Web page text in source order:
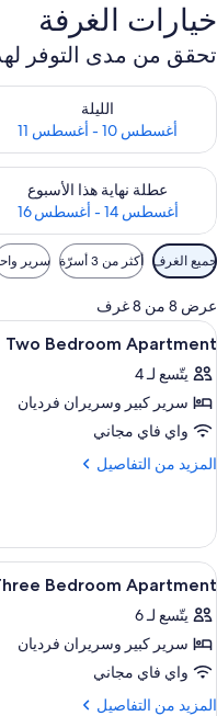
خيارات الغرفة
تحقق من مدى التوفر
الليلة
أغسطس 10 - أغسطس 11
تحقق من مدى التوفر لليلة للفترة
عطلة نهاية هذا الأسبوع
أغسطس 14 - أغسطس 16
تحقق من مدى التوفر لعطلة نهاية
عوامل
التصفية
المتاحة
للغرف
جميع الغرف أكثر من 3 أسرّة سرير
عرض 8 من 8 غرف
استعراض
جميع
صور
Two
Bedroom
Apartment
1
Two Bedroom Apartment
يتّسع لـ 4
سرير كبير‫‬ وسريران فرديان
واي فاي مجاني
المزيد من التفاصيل
المزيد
Two
Bedroom
Apartment
استعراض
جميع
صور
Three
Bedroom
Apartment
1
Bedroom Apartment
يتّسع لـ 6
سرير كبير‫‬ وسريران فرديان
واي فاي مجاني
المزيد من التفاصيل
المزيد